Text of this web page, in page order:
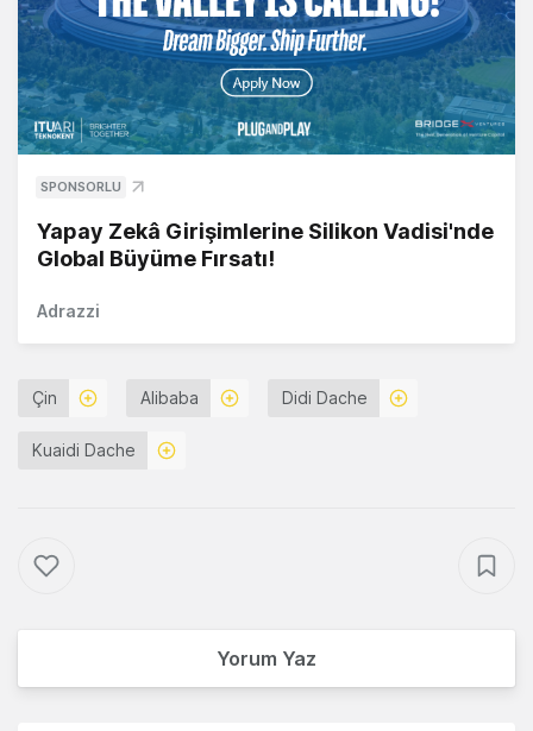
SPONSORLU
Yapay Zekâ Girişimlerine Silikon Vadisi'nde
Global Büyüme Fırsatı!
Adrazzi
Çin Alibaba Didi Dache
Kuaidi Dache
Yorum Yaz